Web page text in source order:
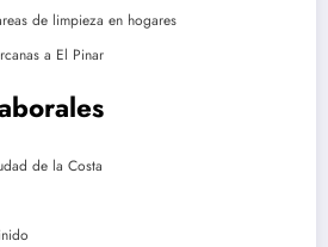
de limpieza en hogares
a El Pinar
de la Costa